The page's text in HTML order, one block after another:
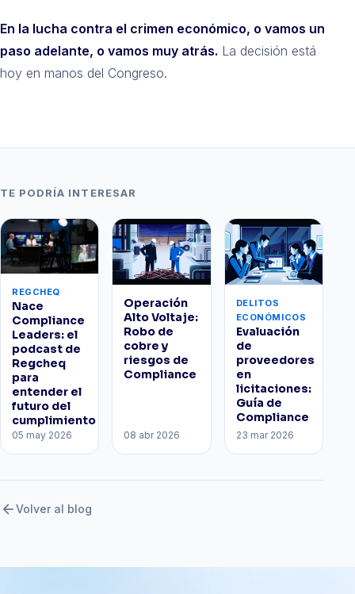
En la lucha contra el crimen económico, o vamos un
paso adelante, o vamos muy atrás. La decisión está
hoy en manos del Congreso.
TE PODRÍA INTERESAR
REGCHEQ
Nace
Compliance
Leaders: el
podcast de
Regcheq
para
entender el
futuro del
cumplimiento
05 may 2026
Operación
Alto Voltaje:
Robo de
cobre y
riesgos de
Compliance
08 abr 2026
DELITOS
ECONÓMICOS
Evaluación
de
proveedores
en
licitaciones:
Guía de
Compliance
23 mar 2026
arrow_backVolver al blog